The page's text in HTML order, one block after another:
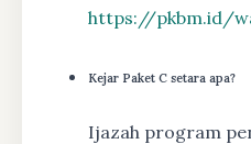
https://pkbm.id/
Kejar Paket C setara apa?
Ijazah program